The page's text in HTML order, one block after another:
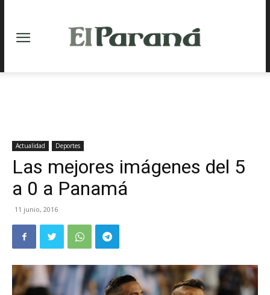
Actualidad Deportes
Las mejores imágenes del 5
a 0 a Panamá
11 junio, 2016